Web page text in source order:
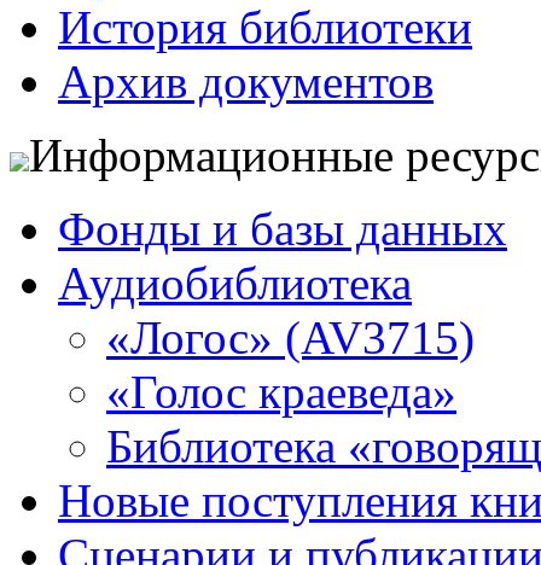
История библиотеки
Архив документов
Информационные
Фонды и базы данных
Аудиобиблиотека
«Логос» (AV3715)
«Голос краеведа»
Библиотека
Новые поступления